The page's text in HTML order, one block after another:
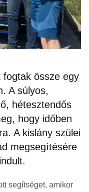
össze egy
A súlyos,
hétesztendős
hogy időben
A kislány szülei
megsegítésére
segítséget, amikor